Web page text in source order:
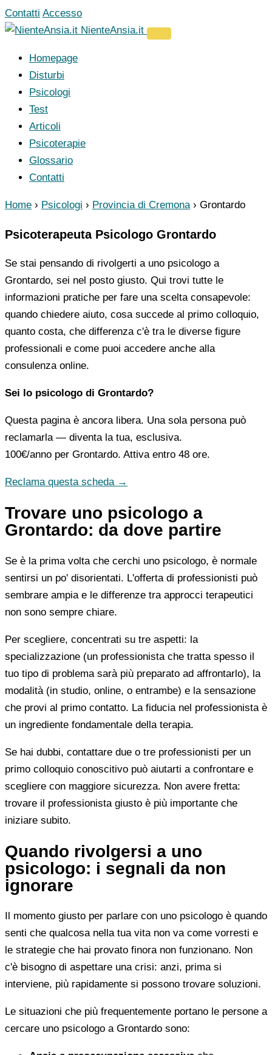
Vai
al
Contatti Accesso
NienteAnsia.it
Homepage
Disturbi
Psicologi
Test
Articoli
Psicoterapie
Glossario
Contatti
Home › Psicologi › Provincia di Cremona › Grontardo
Psicoterapeuta Psicologo Grontardo
Se stai pensando di rivolgerti a uno psicologo a
Grontardo, sei nel posto giusto. Qui trovi tutte le
informazioni pratiche per fare una scelta consapevole:
quando chiedere aiuto, cosa succede al primo colloquio,
quanto costa, che differenza c'è tra le diverse figure
professionali e come puoi accedere anche alla
consulenza online.
Sei lo psicologo di Grontardo?
Questa pagina è ancora libera. Una sola persona può
reclamarla — diventa la tua, esclusiva.
100€/anno per Grontardo. Attiva entro 48 ore.
Reclama questa scheda →
Trovare uno psicologo a
Grontardo: da dove partire
Se è la prima volta che cerchi uno psicologo, è normale
sentirsi un po' disorientati. L'offerta di professionisti può
sembrare ampia e le differenze tra approcci terapeutici
non sono sempre chiare.
Per scegliere, concentrati su tre aspetti: la
specializzazione (un professionista che tratta spesso il
tuo tipo di problema sarà più preparato ad affrontarlo), la
modalità (in studio, online, o entrambe) e la sensazione
che provi al primo contatto. La fiducia nel professionista è
un ingrediente fondamentale della terapia.
Se hai dubbi, contattare due o tre professionisti per un
primo colloquio conoscitivo può aiutarti a confrontare e
scegliere con maggiore sicurezza. Non avere fretta:
trovare il professionista giusto è più importante che
iniziare subito.
Quando rivolgersi a uno
psicologo: i segnali da non
ignorare
Il momento giusto per parlare con uno psicologo è quando
senti che qualcosa nella tua vita non va come vorresti e
le strategie che hai provato finora non funzionano. Non
c'è bisogno di aspettare una crisi: anzi, prima si
interviene, più rapidamente si possono trovare soluzioni.
Le situazioni che più frequentemente portano le persone a
cercare uno psicologo a Grontardo sono: